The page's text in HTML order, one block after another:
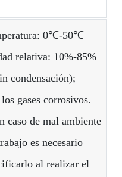
0℃-50℃
relativa: 10%-85%
condensación);
gases corrosivos.
caso de mal ambiente
es necesario
al realizar el